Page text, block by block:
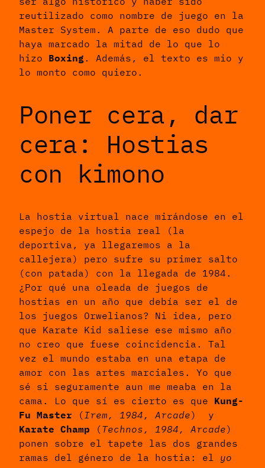
reutilizado como nombre de juego en la
Master System. A parte de eso dudo que
haya marcado la mitad de lo que lo
hizo Boxing. Además, el texto es mio y
lo monto como quiero.
Poner cera, dar
cera: Hostias
con kimono
La hostia virtual nace mirándose en el
espejo de la hostia real (la
deportiva, ya llegaremos a la
callejera) pero sufre su primer salto
(con patada) con la llegada de 1984.
¿Por qué una oleada de juegos de
hostias en un año que debía ser el de
los juegos Orwelianos? Ni idea, pero
que Karate Kid saliese ese mismo año
no creo que fuese coincidencia. Tal
vez el mundo estaba en una etapa de
amor con las artes marciales. Yo que
sé si seguramente aun me meaba en la
cama. Lo que sí es cierto es que Kung-
Fu Master
(Irem, 1984, Arcade) y
Karate Champ
(Technos, 1984, Arcade)
ponen sobre el tapete las dos grandes
ramas del género de la hostia: el yo